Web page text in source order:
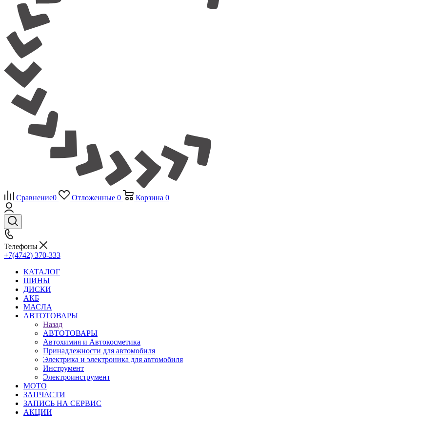
Сравнение0 Отложенные 0 Корзина 0
Телефоны
+7(4742) 370-333
КАТАЛОГ
ШИНЫ
ДИСКИ
АКБ
МАСЛА
АВТОТОВАРЫ
Назад
АВТОТОВАРЫ
Автохимия и Автокосметика
Принадлежности для автомобиля
Электрика и электроника для автомобиля
Инструмент
Электроинструмент
МОТО
ЗАПЧАСТИ
ЗАПИСЬ НА СЕРВИС
АКЦИИ